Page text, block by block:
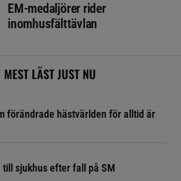
EM-medaljörer rider
inomhusfälttävlan
MEST LÄST JUST NU
förändrade hästvärlden för alltid är
till sjukhus efter fall på SM